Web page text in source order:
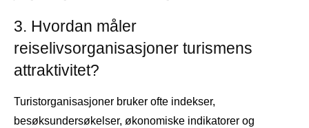
3. Hvordan måler
reiselivsorganisasjoner turismens
attraktivitet?
Turistorganisasjoner bruker ofte indekser,
besøksundersøkelser, økonomiske indikatorer og